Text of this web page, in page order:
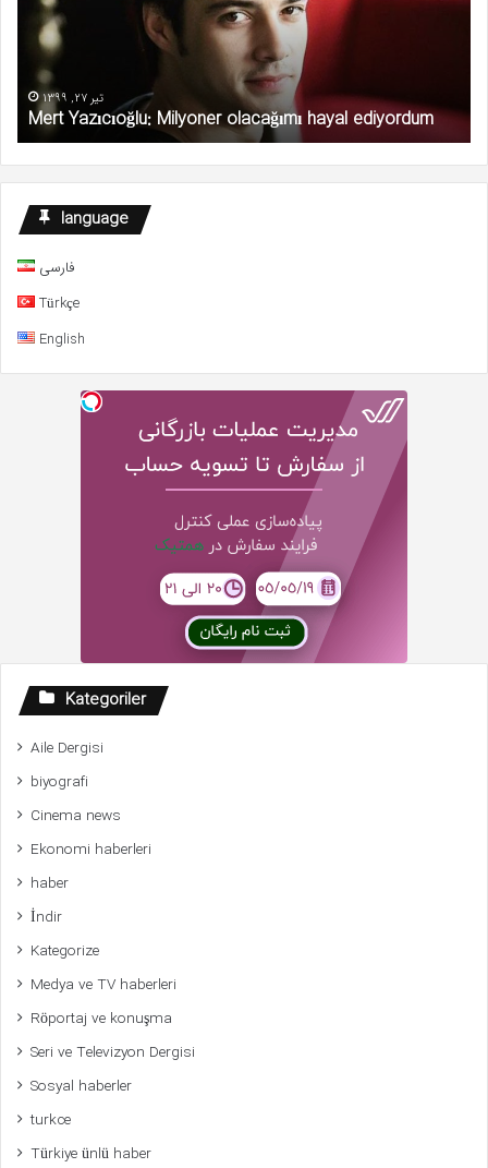
تیر 27, 1399
Kadın şiddeti kabul edilemez
language
فارسی
Türkçe
English
Kategoriler
Aile Dergisi
biyografi
Cinema news
Ekonomi haberleri
haber
İndir
Kategorize
Medya ve TV haberleri
Röportaj ve konuşma
Seri ve Televizyon Dergisi
Sosyal haberler
turkce
Türkiye ünlü haber